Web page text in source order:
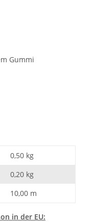
Gummi
0,50 kg
0,20 kg
10,00 m
in der EU: